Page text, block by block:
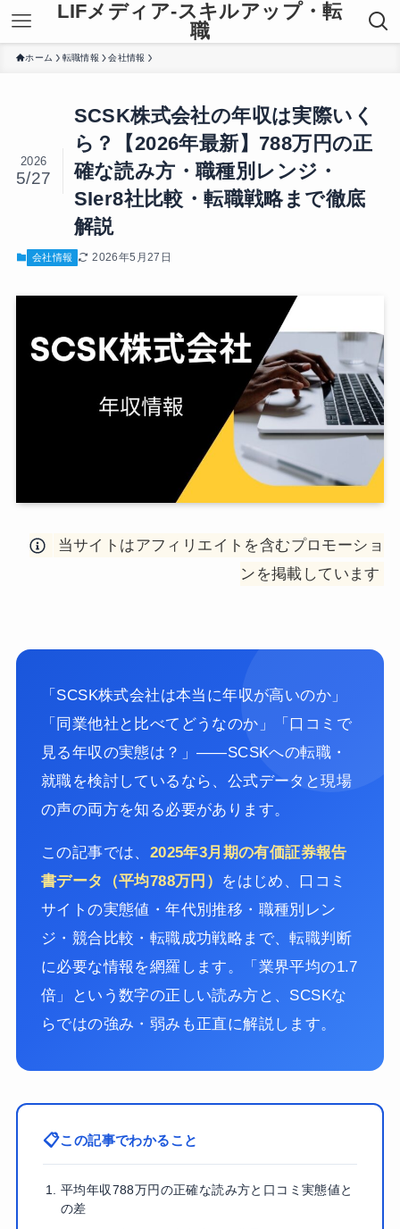
LIFメディア-スキルアップ・転
職
ホーム 転職情報 会社情報
SCSK株式会社の年収は実際いく
ら？【2026年最新】788万円の正
確な読み方・職種別レンジ・
SIer8社比較・転職戦略まで徹底
解説
2026
5/27
会社情報 2026年5月27日
当サイトはアフィリエイトを含むプロモーショ
ンを掲載しています
「SCSK株式会社は本当に年収が高いのか」
「同業他社と比べてどうなのか」「口コミで
見る年収の実態は？」——SCSKへの転職・
就職を検討しているなら、公式データと現場
の声の両方を知る必要があります。
この記事では、 2025年3月期の有価証券報告
書データ（平均788万円） をはじめ、口コミ
サイトの実態値・年代別推移・職種別レン
ジ・競合比較・転職成功戦略まで、転職判断
に必要な情報を網羅します。「業界平均の1.7
倍」という数字の正しい読み方と、SCSKな
らではの強み・弱みも正直に解説します。
この記事でわかること
平均年収788万円の正確な読み方と口コミ実態値と
の差